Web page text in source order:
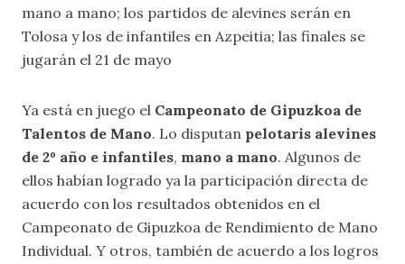
mano a mano; los partidos de alevines serán en
Tolosa y los de infantiles en Azpeitia; las finales se
jugarán el 21 de mayo
Ya está en juego el Campeonato de Gipuzkoa de
Talentos de Mano. Lo disputan pelotaris alevines
de 2º año e infantiles, mano a mano. Algunos de
ellos habían logrado ya la participación directa de
acuerdo con los resultados obtenidos en el
Campeonato de Gipuzkoa de Rendimiento de Mano
Individual. Y otros, también de acuerdo a los logros